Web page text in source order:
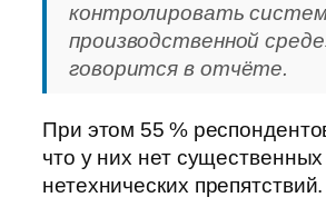
контролировать
производственной
говорится в отчёте.
При этом 55 %
что у них нет существенных
нетехнических